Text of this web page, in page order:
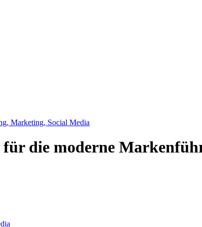
Marketing, Social Media
für die moderne